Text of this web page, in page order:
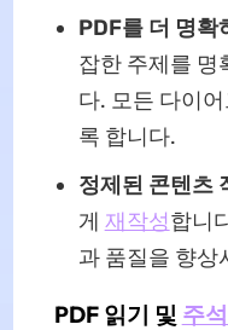
PDF를 더 명확
잡한 주제를 명
다. 모든 다이
록 합니다.
정제된 콘텐츠
게 재작성합니
과 품질을 향상
PDF 읽기 및 주